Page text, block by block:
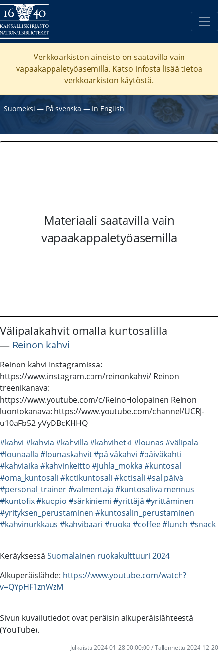
Verkkoarkiston aineisto on saatavilla vain
vapaakappaletyöasemilla. Katso infosta lisää tietoa
verkkoarkiston käytöstä.
Suomeksi ― På svenska ― In English
Materiaali saatavilla vain
vapaakappaletyöasemilla
Välipalakahvit omalla kuntosalilla
― Reinon kahvi
Reinon kahvi Instagramissa:
https://www.instagram.com/reinonkahvi/ Reinon
treenikanava:
https://www.youtube.com/c/ReinoHolopainen Reinon
luontokanava: https://www.youtube.com/channel/UCRJ-
u10aFb52-yVyDBcKHHQ
#kahvi #kahvia #kahvilla #kahvihetki #lounas #välipala
#lounaalla #lounaskahvit#päiväkahvi #päiväkahti
#kahviaika #kahvinkeitto #juhla_mokka #kuntosali
#oma_kuntosali #kotikuntosali #kotisali #salipäivä
#personal_trainer#valmentaja #kuntosalivalmennus
#kuntofix#kuopio #särkiniemi #yrittäjä #yrittäminen
#yrityksen_perustaminen #kuntosalin_perustaminen
#kahvinurkkaus #kahvibaari #ruoka #coffee#lunch #snack
Keräyksessä Suomalainen ruokakulttuuri 2024
Alkuperäislähde: https://www.youtube.com/watch?
v=QYpHF1znWzM
Sivun kuvailutiedot ovat peräisin alkuperäislähteestä
(YouTube).
Julkaistu 2024-01-28 00:00:00 / Tallennettu 2024-12-20